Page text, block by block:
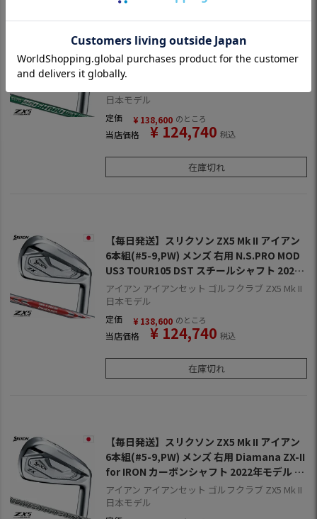
【毎日発送】スリクソン ZX5 Mk II アイアン
6本組(#5-9,PW) メンズ 右用 N.S.PRO 950G
H neo DST スチールシャフト 2022年モデル
日本正規品 2022年11月発売
日本モデル
定価 ¥ 138,600 のところ
当店価格 ¥ 124,740 税込
在庫切れ
【毎日発送】スリクソン ZX5 Mk II アイアン
6本組(#5-9,PW) メンズ 右用 N.S.PRO MOD
US3 TOUR105 DST スチールシャフト 2022
年モデル 日本正規品 2022年11月発売
アイアン アイアンセット ゴルフクラブ ZX5 Mk II
日本モデル
定価 ¥ 138,600 のところ
当店価格 ¥ 124,740 税込
在庫切れ
【毎日発送】スリクソン ZX5 Mk II アイアン
6本組(#5-9,PW) メンズ 右用 Diamana ZX-II
for IRON カーボンシャフト 2022年モデル 日
本正規品 2022年11月発売
アイアン アイアンセット ゴルフクラブ ZX5 Mk II
日本モデル